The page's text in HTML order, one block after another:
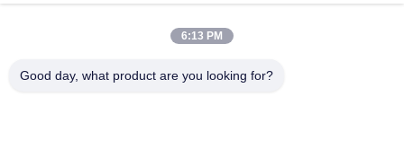
koolstofvezel
koolstofvezel
Koolstofvezel
gloeidraad
6:13 PM
Good day, what product are you looking for?